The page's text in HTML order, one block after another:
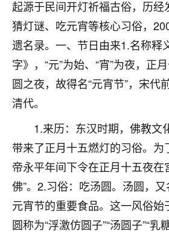
起源于民间开灯祈福古俗，历经
猜灯谜、吃元宵等核心习俗，
遗名录。一、节日由来1.名称释
字》，“元”为始、“宵”为夜，正
圆之夜，故得名“元宵节”，宋代前
清代。
1.来历：东汉时期，佛教文
带来了正月十五燃灯的习俗。为
帝永平年间下令在正月十五夜在
佛”。2.习俗：吃汤圆。汤圆，又
元宵节的重要食品。这一风俗始
圆称为“浮激仿圆子”“汤圆子”“乳
鹿森：恭喜升职加薪！！
12小时前 来自北京
心心相印
题，后来无意中看到有人推荐
之后，心情豁然开朗，也听老
果问题。今年以来，身体比以
了，老师说境随心转，现在深
鹿森：是的，其实跟老师
触，首先就是心态会变好
不由人！